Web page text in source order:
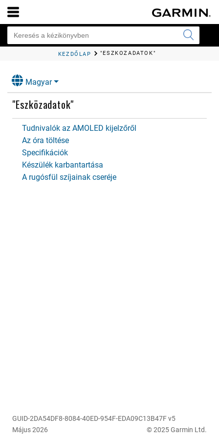
KEZDŐLAP "ESZKÖZADATOK"
Magyar
"Eszközadatok"
Tudnivalók az AMOLED kijelzőről
Az óra töltése
Specifikációk
Készülék karbantartása
A rugósfül szíjainak cseréje
GUID-2DA54DF8-8084-40ED-954F-EDA09C13B47F v5
Május 2026
© 2025 Garmin Ltd.